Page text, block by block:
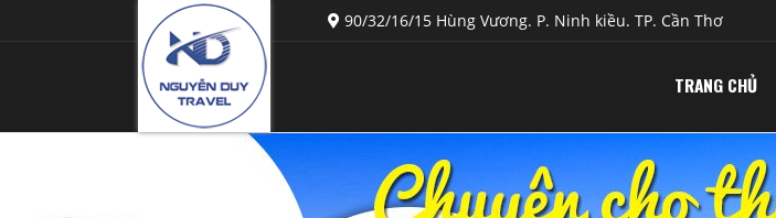
90/32/16/15 Hùng Vương. P. Ninh kiều. TP. Cần Thơ
TRANG CHỦ